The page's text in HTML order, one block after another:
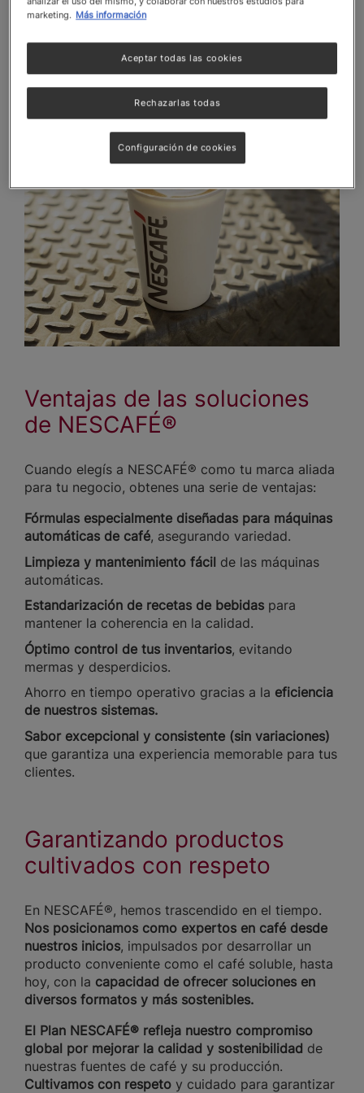
Estos son la base de
brindarte soluciones que impulsen tu negocio
Ventajas de las soluciones
de NESCAFÉ®
Cuando elegís a NESCAFÉ® como tu marca aliada
para tu negocio, obtenes una serie de ventajas:
Fórmulas especialmente diseñadas para máquinas
automáticas de café, asegurando variedad.
Limpieza y mantenimiento fácil de las máquinas
automáticas.
Estandarización de recetas de bebidas para
mantener la coherencia en la calidad.
Óptimo control de tus inventarios, evitando
mermas y desperdicios.
Ahorro en tiempo operativo gracias a la eficiencia
de nuestros sistemas.
Sabor excepcional y consistente (sin variaciones)
que garantiza una experiencia memorable para tus
clientes.
Garantizando productos
cultivados con respeto
En NESCAFÉ®, hemos trascendido en el tiempo.
Nos posicionamos como expertos en café desde
nuestros inicios, impulsados por desarrollar un
producto conveniente como el café soluble, hasta
hoy, con la capacidad de ofrecer soluciones en
diversos formatos y más sostenibles.
El Plan NESCAFÉ® refleja nuestro compromiso
global por mejorar la calidad y sostenibilidad de
nuestras fuentes de café y su producción.
Cultivamos con respeto y cuidado para garantizar
marketing. Más información
Rechazarlas todas
Aceptar todas las cookies
Configuración de cookies